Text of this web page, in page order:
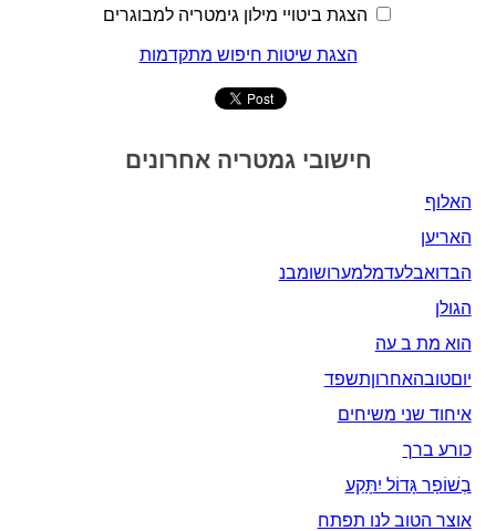
הצגת ביטויי מילון גימטריה למבוגרים
הצגת שיטות חיפוש מתקדמות
חישובי גמטריה אחרונים
האלוף
האריען
הבדואבלעדמלמערושומבנ
הגולן
הוא מת ב עה
יוםטובהאחרוןתשפד
איחוד שני משיחים
כורע ברך
בְשׁוֹפָר גָּדוֹל יִתָּקַע
אוצר הטוב לנו תפתח